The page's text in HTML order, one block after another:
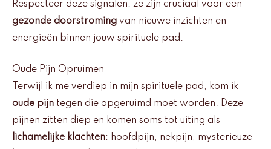
Respecteer deze signalen: ze zijn cruciaal voor een
gezonde doorstroming van nieuwe inzichten en
energieën binnen jouw spirituele pad.
Oude Pijn Opruimen
Terwijl ik me verdiep in mijn spirituele pad, kom ik
oude pijn tegen die opgeruimd moet worden. Deze
pijnen zitten diep en komen soms tot uiting als
lichamelijke klachten: hoofdpijn, nekpijn, mysterieuze